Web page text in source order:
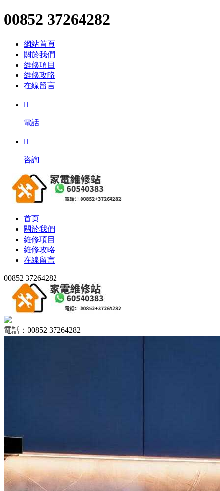
00852 37264282
網站首頁
關於我們
維修項目
維修攻略
在線留言

電話

咨詢
首页
關於我們
維修項目
維修攻略
在線留言
00852 37264282
電話：00852 37264282